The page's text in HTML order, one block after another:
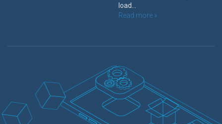
load...
Read more »